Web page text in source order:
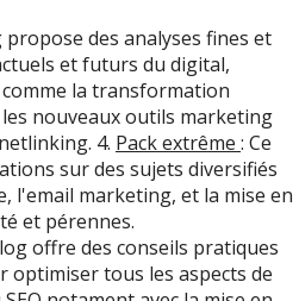
propose des analyses fines et
et futurs du digital,
la transformation
nouveaux outils marketing
4. Pack extrême : Ce
sur des sujets diversifiés
l'email marketing, et la mise en
et pérennes.
offre des conseils pratiques
tous les aspects de